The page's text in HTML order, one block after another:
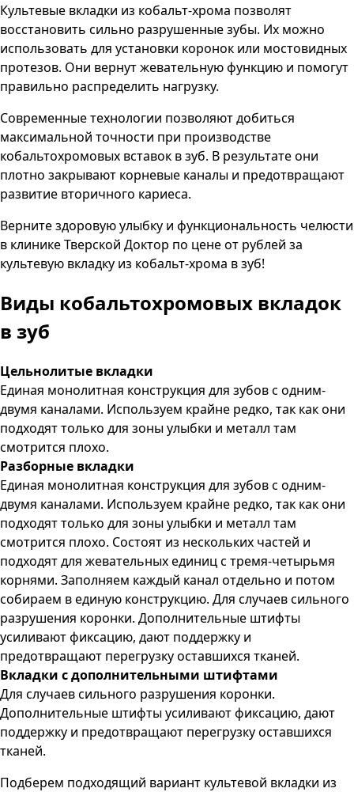
Культевые вкладки из кобальт-хрома позволят
восстановить сильно разрушенные зубы. Их можно
использовать для установки коронок или мостовидных
протезов. Они вернут жевательную функцию и помогут
правильно распределить нагрузку.
Современные технологии позволяют добиться
максимальной точности при производстве
кобальтохромовых вставок в зуб. В результате они
плотно закрывают корневые каналы и предотвращают
развитие вторичного кариеса.
Верните здоровую улыбку и функциональность челюсти
в клиникеТверской Доктор по цене от рублей за
культевую вкладку из кобальт-хрома в зуб!
Виды кобальтохромовых вкладок
в зуб
Цельнолитые вкладки
Единая монолитная конструкция для зубов с одним-
двумя каналами. Используем крайне редко, так как они
подходят только для зоны улыбки и металл там
смотрится плохо.
Разборные вкладки
Единая монолитная конструкция для зубов с одним-
двумя каналами. Используем крайне редко, так как они
подходят только для зоны улыбки и металл там
смотрится плохо. Состоят из нескольких частей и
подходят для жевательных единиц с тремя-четырьмя
корнями. Заполняем каждый канал отдельно и потом
собираем в единую конструкцию. Для случаев сильного
разрушения коронки. Дополнительные штифты
усиливают фиксацию, дают поддержку и
предотвращают перегрузку оставшихся тканей.
Вкладки с дополнительными штифтами
Для случаев сильного разрушения коронки.
Дополнительные штифты усиливают фиксацию, дают
поддержку и предотвращают перегрузку оставшихся
тканей.
Подберем подходящий вариант культевой вкладки из